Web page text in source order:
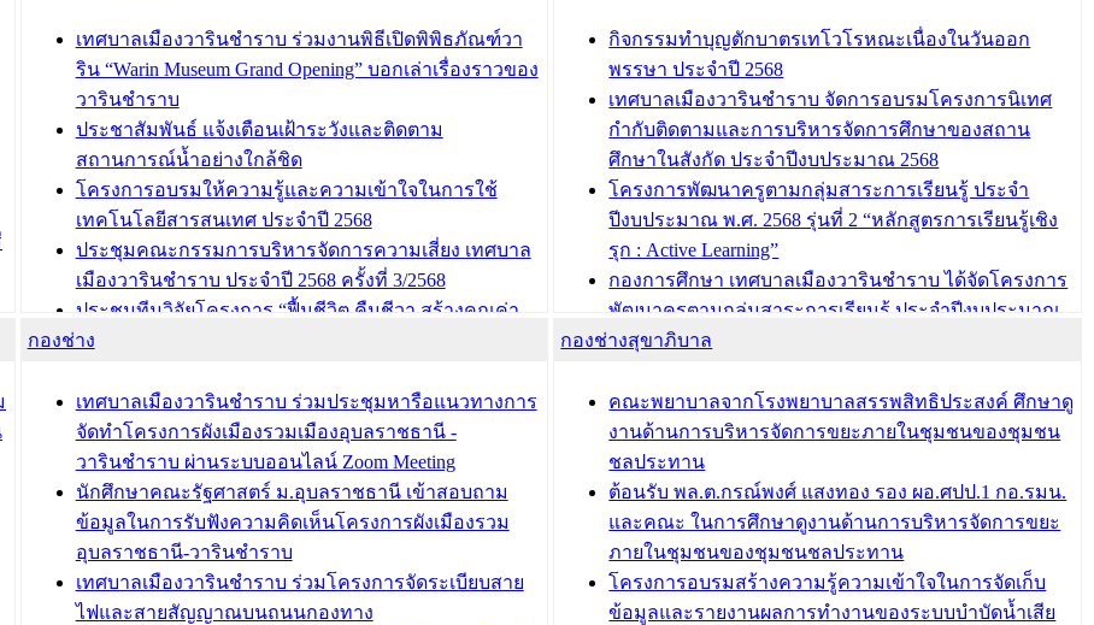
เทศบาลเมืองวารินชำราบ ร่วมงานพิธีเปิดพิพิธภัณฑ์วา
ริน “Warin Museum Grand Opening” บอกเล่าเรื่องราวของ
วารินชำราบ
ประชาสัมพันธ์ แจ้งเตือนเฝ้าระวังและติดตาม
สถานการณ์น้ำอย่างใกล้ชิด
โครงการอบรมให้ความรู้และความเข้าใจในการใช้
เทคโนโลยีสารสนเทศ ประจำปี 2568
ประชุมคณะกรรมการบริหารจัดการความเสี่ยง เทศบาล
เมืองวารินชำราบ ประจำปี 2568 ครั้งที่ 3/2568
ประชุมทีมวิจัยโครงการ “ฟื้นชีวิต คืนชีวา สร้างคุณค่า
เมืองวาริน” เพื่อร่วมขับเคลื่อนเมืองวารินชำราบให้เป็น
บทความ อื่นๆ ...
กิจกรรมทำบุญตักบาตรเทโวโรหณะเนื่องในวันออก
พรรษา ประจำปี 2568
เทศบาลเมืองวารินชำราบ จัดการอบรมโครงการนิเทศ
กำกับติดตามและการบริหารจัดการศึกษาของสถาน
ศึกษาในสังกัด ประจำปีงบประมาณ 2568
โครงการพัฒนาครูตามกลุ่มสาระการเรียนรู้ ประจำ
ปีงบประมาณ พ.ศ. 2568 รุ่นที่ 2 “หลักสูตรการเรียนรู้เชิง
รุก : Active Learning”
กองการศึกษา เทศบาลเมืองวารินชำราบ ได้จัดโครงการ
พัฒนาครูตามกลุ่มสาระการเรียนรู้ ประจำปีงบประมาณ
พ.ศ. 2568
รางวัลผู้อำนวยการสำนัก/กองการศึกษาดีเด่น ในงาน
แข่งขันทักษะทางวิชาการและงานมหกรรมการจัดการ
ศึกษาท้องถิ่น ระดับประเทศครั้งที่ 14 ประจำปี 2568
บทความ อื่นๆ ...
กองช่าง
เทศบาลเมืองวารินชำราบ ร่วมประชุมหารือแนวทางการ
จัดทำโครงการผังเมืองรวมเมืองอุบลราชธานี -
วารินชำราบ ผ่านระบบออนไลน์ Zoom Meeting
นักศึกษาคณะรัฐศาสตร์ ม.อุบลราชธานี เข้าสอบถาม
ข้อมูลในการรับฟังความคิดเห็นโครงการผังเมืองรวม
อุบลราชธานี-วารินชำราบ
เทศบาลเมืองวารินชำราบ ร่วมโครงการจัดระเบียบสาย
ไฟและสายสัญญาณบนถนนกองทาง
กองช่างสุขาภิบาล
คณะพยาบาลจากโรงพยาบาลสรรพสิทธิประสงค์ ศึกษาดู
งานด้านการบริหารจัดการขยะภายในชุมชนของชุมชน
ชลประทาน
ต้อนรับ พล.ต.กรณ์พงศ์ แสงทอง รอง ผอ.ศปป.1 กอ.รมน.
และคณะ ในการศึกษาดูงานด้านการบริหารจัดการขยะ
ภายในชุมชนของชุมชนชลประทาน
โครงการอบรมสร้างความรู้ความเข้าใจในการจัดเก็บ
ข้อมูลและรายงานผลการทำงานของระบบบำบัดน้ำเสีย